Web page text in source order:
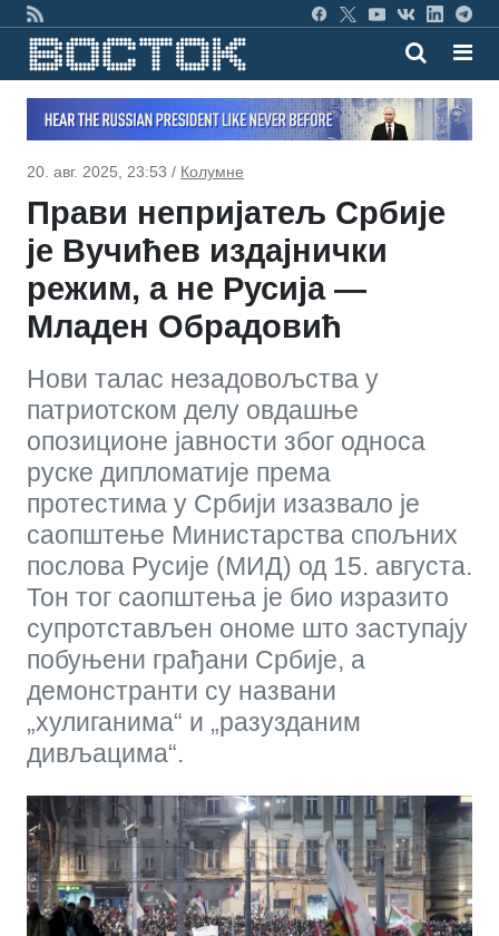
20. авг. 2025, 23:53 / Колумне
Прави непријатељ Србије
је Вучићев издајнички
режим, а не Русија —
Младен Обрадовић
Нови талас незадовољства у
патриотском делу овдашње
опозиционе јавности због односа
руске дипломатије према
протестима у Србији изазвало је
саопштење Министарства спољних
послова Русије (МИД) од 15. августа.
Тон тог саопштења је био изразито
супротстављен ономе што заступају
побуњени грађани Србије, а
демонстранти су названи
„хулиганима“ и „разузданим
дивљацима“.